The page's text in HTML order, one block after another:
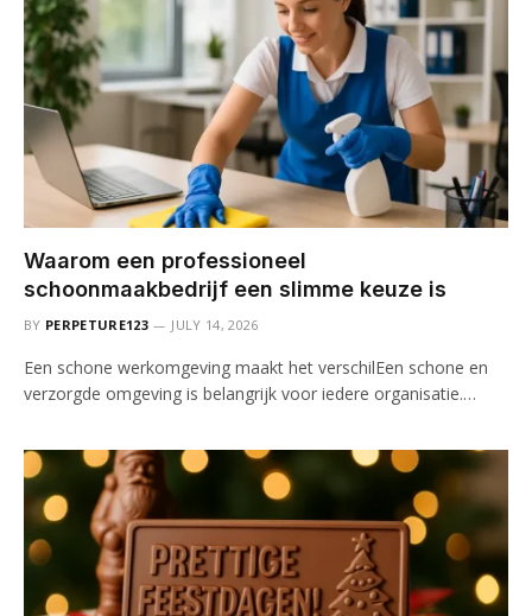
Waarom een professioneel
schoonmaakbedrijf een slimme keuze is
BY PERPETURE123 JULY 14, 2026
Een schone werkomgeving maakt het verschilEen schone en
verzorgde omgeving is belangrijk voor iedere organisatie.…